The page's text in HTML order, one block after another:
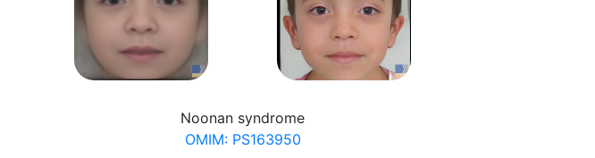
Noonan syndrome
OMIM: PS163950